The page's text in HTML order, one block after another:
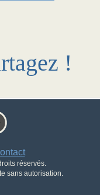
!
réservés.
sans autorisation.